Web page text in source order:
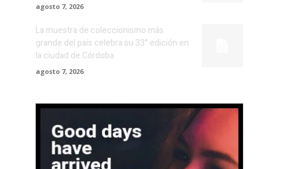
agosto 7, 2026
La muestra de coleccionismo más
grande del país celebra su 33° edición en
la ciudad de Córdoba
agosto 7, 2026